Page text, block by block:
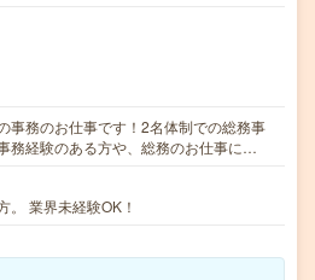
事務のお仕事です！2名体制での総務事
務経験のある方や、総務のお仕事に…
。 業界未経験OK！